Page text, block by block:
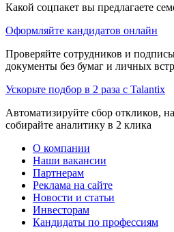
Какой соцпакет вы предлагаете
Оформляйте кандидатов онлайн
Проверяйте сотрудников и
документы без бумаг и личных
Ускорьте подбор в 2 раза с Talantix
Автоматизируйте сбор откликов,
собирайте аналитику в 2 клика
О компании
Наши вакансии
Партнерам
Реклама на сайте
Новости и статьи
Инвесторам
Кандидаты по профессиям